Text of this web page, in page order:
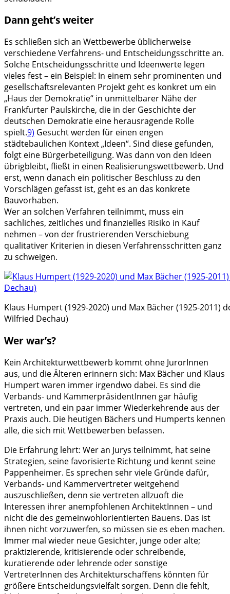
Dann geht’s weiter
Es schließen sich an Wettbewerbe üblicherweise
verschiedene Verfahrens- und Entscheidungsschritte an.
Solche Entscheidungsschritte und Ideenwerte legen
vieles fest – ein Beispiel: In einem sehr prominenten und
gesellschaftsrelevanten Projekt geht es konkret um ein
„Haus der Demokratie“ in unmittelbarer Nähe der
Frankfurter Paulskirche, die in der Geschichte der
deutschen Demokratie eine herausragende Rolle
spielt.9) Gesucht werden für einen engen
städtebaulichen Kontext „Ideen“. Sind diese gefunden,
folgt eine Bürgerbeteiligung. Was dann von den Ideen
übrigbleibt, fließt in einen Realisierungswettbewerb. Und
erst, wenn danach ein politischer Beschluss zu den
Vorschlägen gefasst ist, geht es an das konkrete
Bauvorhaben.
Wer an solchen Verfahren teilnimmt, muss ein
sachliches, zeitliches und finanzielles Risiko in Kauf
nehmen – von der frustrierenden Verschiebung
qualitativer Kriterien in diesen Verfahrensschritten ganz
zu schweigen.
Klaus Humpert (1929-2020) und Max Bächer (1925-
Wilfried Dechau)
Wer war’s?
Kein Architekturwettbewerb kommt ohne JurorInnen
aus, und die Älteren erinnern sich: Max Bächer und Klaus
Humpert waren immer irgendwo dabei. Es sind die
Verbands- und KammerpräsidentInnen gar häufig
vertreten, und ein paar immer Wiederkehrende aus der
Praxis auch. Die heutigen Bächers und Humperts kennen
alle, die sich mit Wettbewerben befassen.
Die Erfahrung lehrt: Wer an Jurys teilnimmt, hat seine
Strategien, seine favorisierte Richtung und kennt seine
Pappenheimer. Es sprechen sehr viele Gründe dafür,
Verbands- und Kammervertreter weitgehend
auszuschließen, denn sie vertreten allzuoft die
Interessen ihrer anempfohlenen ArchitektInnen – und
nicht die des gemeinwohlorientierten Bauens. Das ist
ihnen nicht vorzuwerfen, so müssen sie es eben machen.
Immer mal wieder neue Gesichter, junge oder alte;
praktizierende, kritisierende oder schreibende,
kuratierende oder lehrende oder sonstige
VertreterInnen des Architekturschaffens könnten für
größere Entscheidungsvielfalt sorgen. Denn die fehlt,